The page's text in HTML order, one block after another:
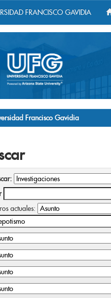
FRANCISCO GAVIDIA
Francisco Gavidia
actuales: